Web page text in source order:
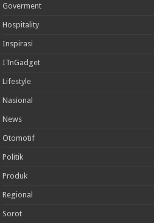
Goverment
Hospitality
Inspirasi
ITnGadget
Lifestyle
Nasional
News
Otomotif
Politik
Produk
Regional
Sorot